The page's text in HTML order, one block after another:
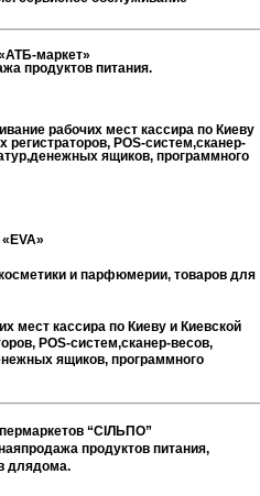
маркет»
продуктов питания.
рабочих мест кассира по Киеву
регистраторов, POS-систем,сканер-
ящиков, программного
EVA»
и парфюмерии, товаров для
мест кассира по Киеву и Киевской
POS-систем,сканер-весов,
ящиков, программного
“СІЛЬПО”
продуктов питания,
длядома.